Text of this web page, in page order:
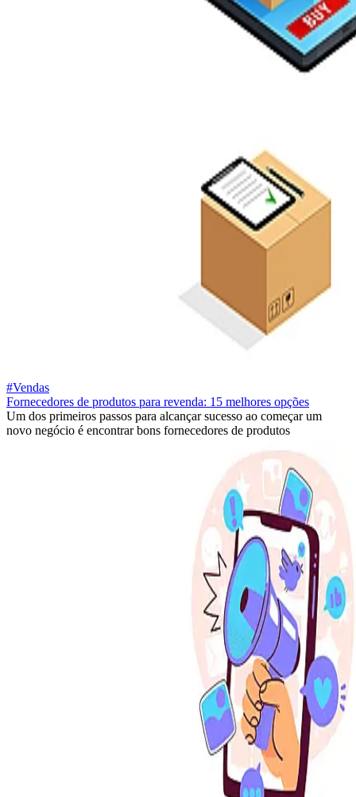
#Vendas
Fornecedores de produtos para revenda: 15 melhores opções
Um dos primeiros passos para alcançar sucesso ao começar um
novo negócio é encontrar bons fornecedores de produtos